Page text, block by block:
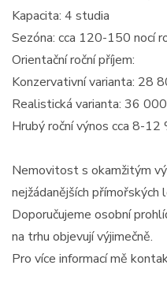
Kapacita: 4 studia
Sezóna: cca 120-150 nocí
Orientační roční příjem:
Konzervativní varianta: 28
Realistická varianta: 36
Hrubý roční výnos cca 8-12
Nemovitost s okamžitým
nejžádanějších přímořských
Doporučujeme osobní
na trhu objevují výjimečně.
Pro více informací mě